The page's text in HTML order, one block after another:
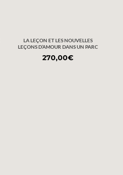
LA LEÇON ET LES NOUVELLES
LEÇONS D’AMOUR DANS UN PARC
270,00€